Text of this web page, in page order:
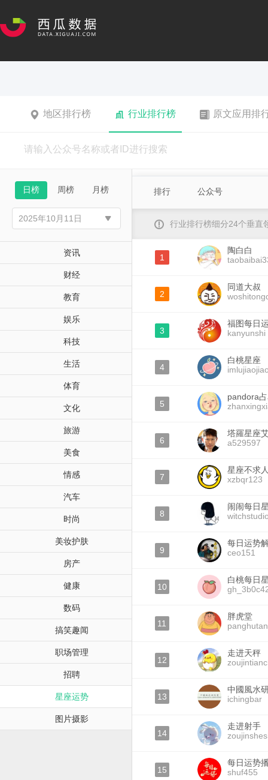
地区排行榜 行业排行榜 原文应用排
日榜 周榜 月榜
资讯
财经
教育
娱乐
科技
生活
体育
文化
旅游
美食
情感
汽车
时尚
美妆护肤
房产
健康
数码
搞笑趣闻
职场管理
招聘
星座运势
图片摄影
排行 公众号
行业排行榜细分24个垂直
1
陶白白
2
同道大叔
3
福图每日
kanyunshi
4
白桃星座
5
pandora
6
塔羅星座
a529597
7
星座不求
xzbqr123
8
闹闹每日
9
每日运势
ceo151
10
白桃每日
11
胖虎堂
12
走进天秤
13
中國風水
ichingbar
14
走进射手
15
每日运势
shuf455